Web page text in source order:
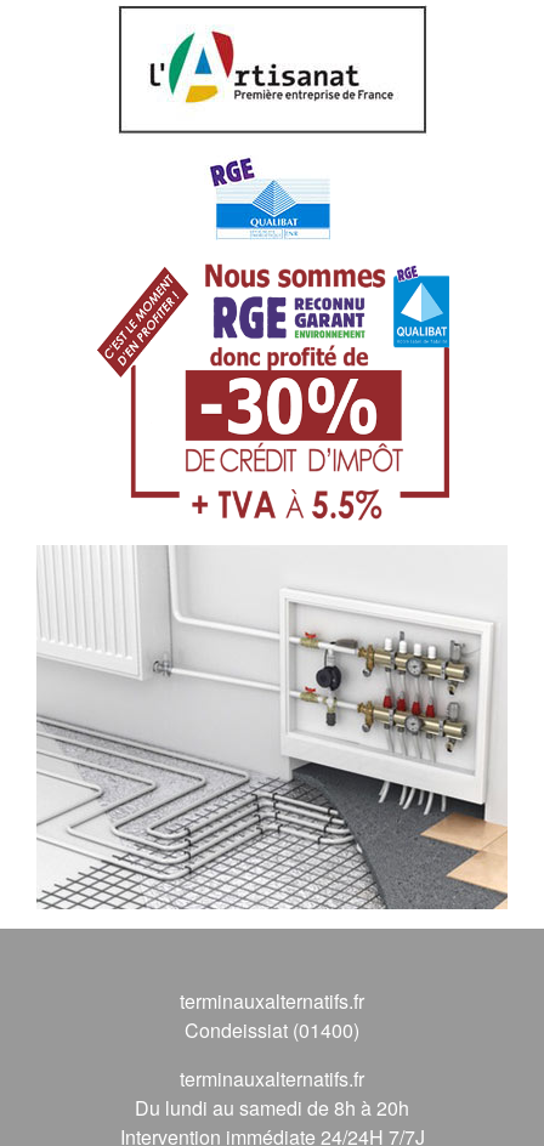
terminauxalternatifs.fr
Condeissiat (01400)
terminauxalternatifs.fr
Du lundi au samedi de 8h à 20h
Intervention immédiate 24/24H 7/7J